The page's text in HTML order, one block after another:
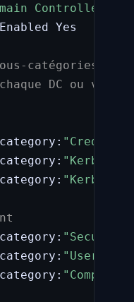
Yes
catégories
DC ou via la
"Security
"User
"Computer